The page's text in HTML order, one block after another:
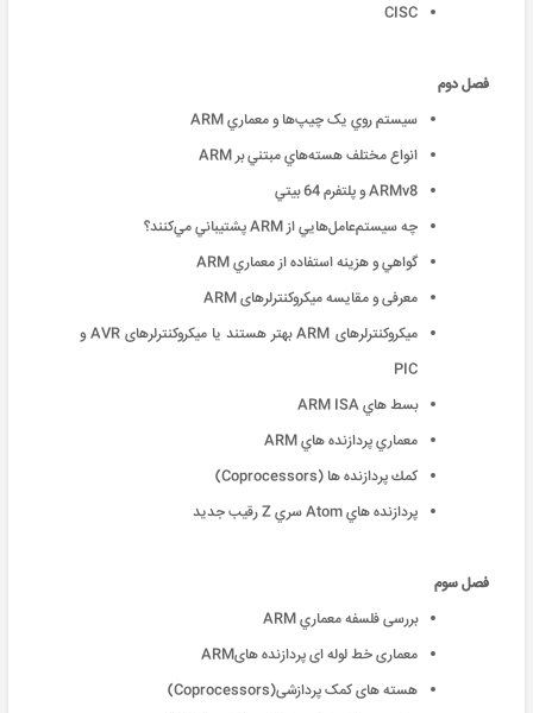
CISC
فصل دوم
سيستم روي يک چيپ‌ها و معماري ARM
انواع مختلف هسته‌هاي مبتني بر ARM
ARMv8 و پلتفرم 64 بيتي
چه سيستم‌عامل‌هايي از ARM پشتيباني مي‌کنند؟
گواهي و هزينه استفاده از معماري ARM
معرفی و مقایسه میکروکنترلرهای ARM
میکروکنترلرهای ARM بهتر هستند یا میکروکنترلرهای AVR و
PIC
بسط هاي ARM ISA
معماري پردازنده هاي ARM
كمك پردازنده ها (Coprocessors)
پردازنده هاي Atom سري Z رقيب جديد
فصل سوم
بررسی فلسفه معماري ARM
معماری خط لوله ای پردازنده هایARM
هسته های کمک پردازشی(Coprocessors)